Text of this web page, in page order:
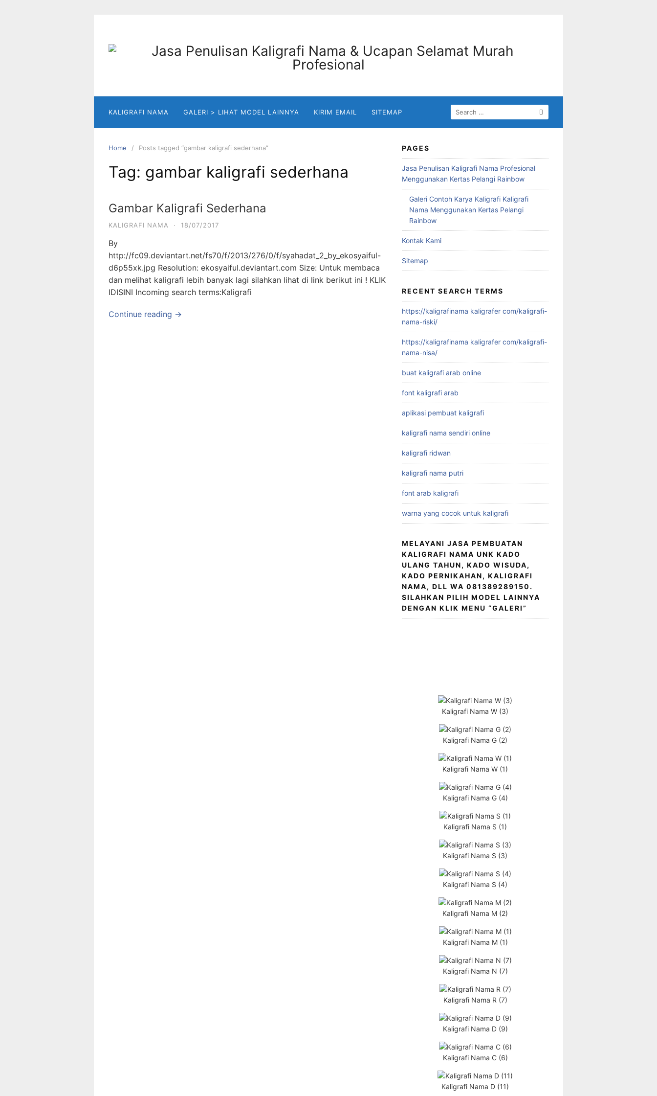
KALIGRAFI NAMA GALERI > LIHAT MODEL LAINNYA KIRIM EMAIL SITEMAP
SEARCH
FOR:
Home Posts tagged “gambar kaligrafi sederhana”
Tag: gambar kaligrafi sederhana
Gambar Kaligrafi Sederhana
KALIGRAFI NAMA · 18/07/2017
By
http://fc09.deviantart.net/fs70/f/2013/276/0/f/syahadat_2_by_ekosyaiful-
d6p55xk.jpg Resolution: ekosyaiful.deviantart.com Size: Untuk membaca
dan melihat kaligrafi lebih banyak lagi silahkan lihat di link berikut ini ! KLIK
IDISINI Incoming search terms:Kaligrafi
Continue reading →
PAGES
Jasa Penulisan Kaligrafi Nama Profesional
Menggunakan Kertas Pelangi Rainbow
Galeri Contoh Karya Kaligrafi Kaligrafi
Nama Menggunakan Kertas Pelangi
Rainbow
Kontak Kami
Sitemap
RECENT SEARCH TERMS
https://kaligrafinama kaligrafer com/kaligrafi-
nama-riski/
https://kaligrafinama kaligrafer com/kaligrafi-
nama-nisa/
buat kaligrafi arab online
font kaligrafi arab
aplikasi pembuat kaligrafi
kaligrafi nama sendiri online
kaligrafi ridwan
kaligrafi nama putri
font arab kaligrafi
warna yang cocok untuk kaligrafi
MELAYANI JASA PEMBUATAN
KALIGRAFI NAMA UNK KADO
ULANG TAHUN, KADO WISUDA,
KADO PERNIKAHAN, KALIGRAFI
NAMA, DLL WA 081389289150.
SILAHKAN PILIH MODEL LAINNYA
DENGAN KLIK MENU “GALERI”
Kaligrafi Nama W (3)
Kaligrafi Nama G (2)
Kaligrafi Nama W (1)
Kaligrafi Nama G (4)
Kaligrafi Nama S (1)
Kaligrafi Nama S (3)
Kaligrafi Nama S (4)
Kaligrafi Nama M (2)
Kaligrafi Nama M (1)
Kaligrafi Nama N (7)
Kaligrafi Nama R (7)
Kaligrafi Nama D (9)
Kaligrafi Nama C (6)
Kaligrafi Nama D (11)